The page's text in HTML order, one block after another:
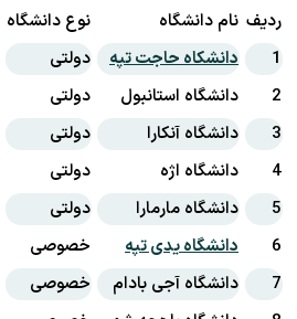
ردیف نام دانشگاه نوع دانشگاه
1
دانشکاه حاجت تپه دولتی
2
دانشگاه استانبول دولتی
3
دانشگاه آنکارا دولتی
4
دانشگاه اژه دولتی
5
دانشگاه مارمارا دولتی
6
دانشگاه یدی تپه خصوصی
7
دانشگاه آجی بادام خصوصی